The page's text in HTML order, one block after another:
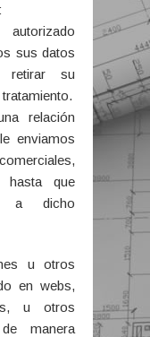
sus datos
retirar su
relación
enviamos
hasta que
a dicho
u otros
en webs,
u otros
manera